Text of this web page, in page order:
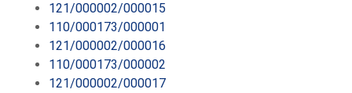
121/000002/000015
110/000173/000001
121/000002/000016
110/000173/000002
121/000002/000017